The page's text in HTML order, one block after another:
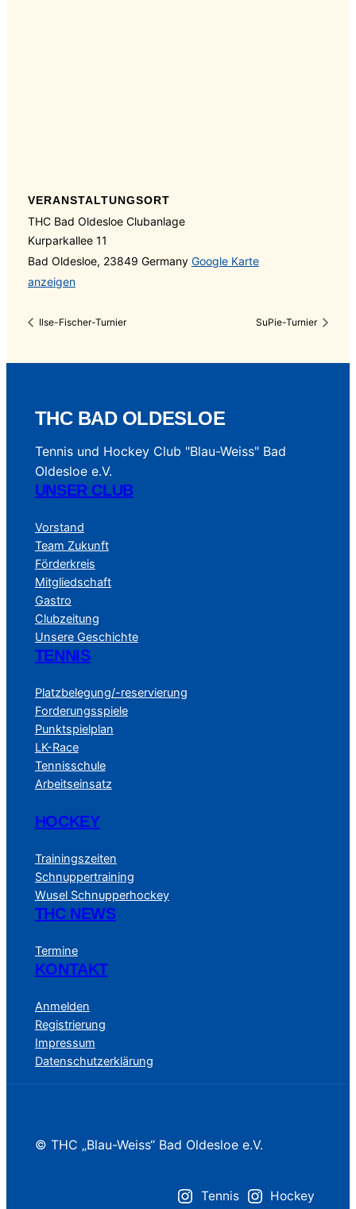
VERANSTALTUNGSORT
THC Bad Oldesloe Clubanlage
Kurparkallee 11
Bad Oldesloe, 23849 Germany Google Karte
anzeigen
Ilse-Fischer-Turnier SuPie-Turnier
THC BAD OLDESLOE
Tennis und Hockey Club "Blau-Weiss" Bad
Oldesloe e.V.
UNSER CLUB
Vorstand
Team Zukunft
Förderkreis
Mitgliedschaft
Gastro
Clubzeitung
Unsere Geschichte
TENNIS
Platzbelegung/-reservierung
Forderungsspiele
Punktspielplan
LK-Race
Tennisschule
Arbeitseinsatz
HOCKEY
Trainingszeiten
Schnuppertraining
Wusel Schnupperhockey
THC NEWS
Termine
KONTAKT
Anmelden
Registrierung
Impressum
Datenschutzerklärung
© THC „Blau-Weiss“ Bad Oldesloe e.V.
Tennis Hockey